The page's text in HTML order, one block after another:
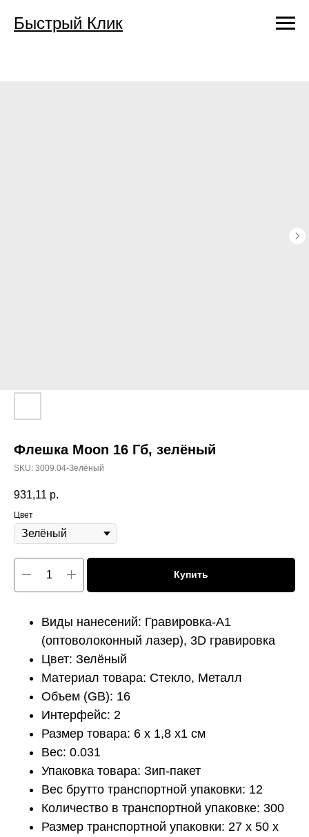
Быстрый Клик
Флешка Moon 16 Гб, зелёный
SKU: 3009.04-Зелёный
931,11 р.
Цвет
Купить
Виды нанесений: Гравировка-А1
(оптоволоконный лазер), 3D гравировка
Цвет: Зелёный
Материал товара: Стекло, Металл
Объем (GB): 16
Интерфейс: 2
Размер товара: 6 x 1,8 x1 см
Вес: 0.031
Упаковка товара: Зип-пакет
Вес брутто транспортной упаковки: 12
Количество в транспортной упаковке: 300
Размер транспортной упаковки: 27 x 50 x